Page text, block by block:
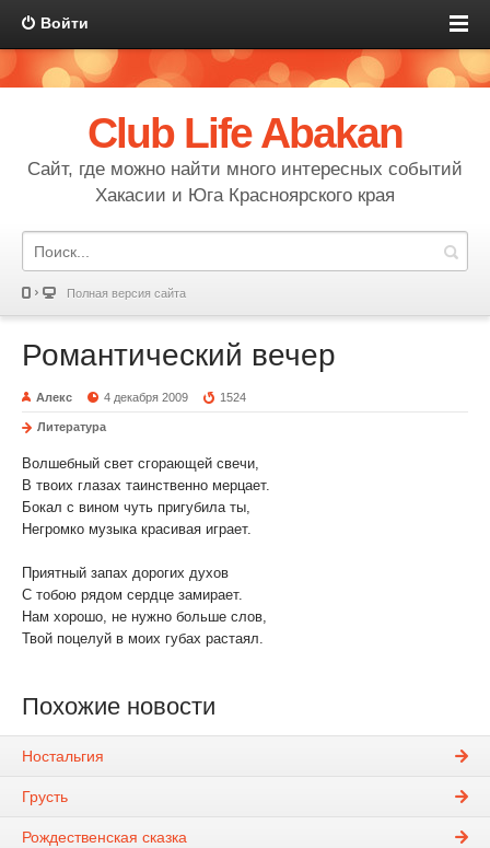
Войти
Club Life Abakan
Сайт, где можно найти много интересных событий
Хакасии и Юга Красноярского края
Полная версия сайта
Романтический вечер
Алекс 4 декабря 2009 1524
Литература
Волшебный свет сгорающей свечи,
В твоих глазах таинственно мерцает.
Бокал с вином чуть пригубила ты,
Негромко музыка красивая играет.
Приятный запах дорогих духов
С тобою рядом сердце замирает.
Нам хорошо, не нужно больше слов,
Твой поцелуй в моих губах растаял.
Похожие новости
Ностальгия
Грусть
Рождественская сказка